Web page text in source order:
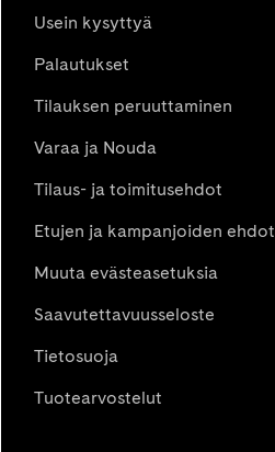
Usein kysyttyä
Palautukset
Tilauksen peruuttaminen
Varaa ja Nouda
Tilaus- ja toimitusehdot
Etujen ja kampanjoiden ehdot
Muuta evästeasetuksia
Saavutettavuusseloste
Tietosuoja
Tuotearvostelut